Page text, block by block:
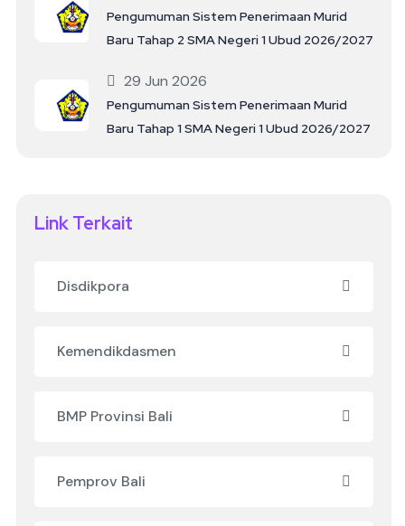
Pengumuman Sistem Penerimaan Murid
Baru Tahap 2 SMA Negeri 1 Ubud 2026/2027
29 Jun 2026
Pengumuman Sistem Penerimaan Murid
Baru Tahap 1 SMA Negeri 1 Ubud 2026/2027
Link Terkait
Disdikpora
Kemendikdasmen
BMP Provinsi Bali
Pemprov Bali